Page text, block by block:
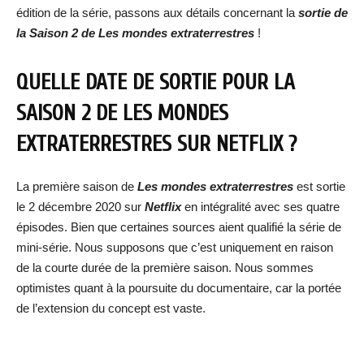
édition de la série, passons aux détails concernant la sortie de
la Saison 2 de Les mondes extraterrestres !
QUELLE DATE DE SORTIE POUR LA
SAISON 2 DE LES MONDES
EXTRATERRESTRES SUR NETFLIX ?
La première saison de Les mondes extraterrestres est sortie
le 2 décembre 2020 sur Netflixen intégralité avec ses quatre
épisodes. Bien que certaines sources aient qualifié la série de
mini-série. Nous supposons que c’est uniquement en raison
de la courte durée de la première saison. Nous sommes
optimistes quant à la poursuite du documentaire, car la portée
de l’extension du concept est vaste.